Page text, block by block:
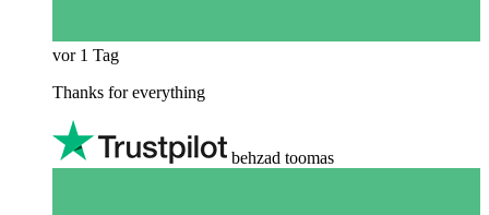
vor 1 Tag
Thanks for everything
behzad toomas